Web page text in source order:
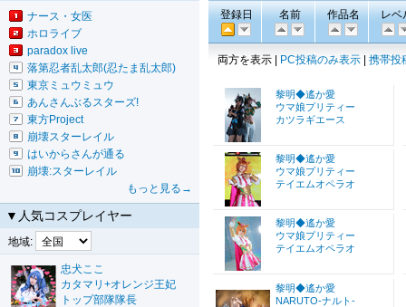
ナース・女医
ホロライブ
paradox live
落第忍者乱太郎(忍たま乱太郎)
東京ミュウミュウ
あんさんぶるスターズ!
東方Project
崩壊スターレイル
はいからさんが通る
崩壊:スターレイル
もっと見る→
▼人気コスプレイヤー
地域:
忠犬ここ
カタマリ+オレンジ王妃
トップ部隊隊長
登録日 名前 作品名 レベ
両方を表示 | PC投稿のみ表示 携帯投
黎明◆遙か愛
ウマ娘プリティー
カツラギエース
黎明◆遙か愛
ウマ娘プリティー
テイエムオペラオ
黎明◆遙か愛
ウマ娘プリティー
テイエムオペラオ
黎明◆遙か愛
NARUTO-ナルト-